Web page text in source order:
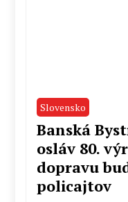
Slovensko
Banská
osláv 80.
dopravu
policajtov